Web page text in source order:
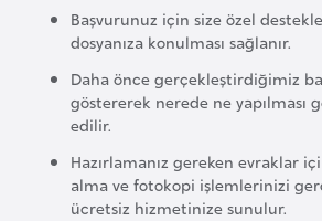
Başvurunuz için size özel
dosyanıza konulması sağlanır.
Daha önce gerçekleştirdiğimiz
göstererek nerede ne yapılması
edilir.
Hazırlamanız gereken evraklar
alma ve fotokopi işlemlerinizi
ücretsiz hizmetinize sunulur.